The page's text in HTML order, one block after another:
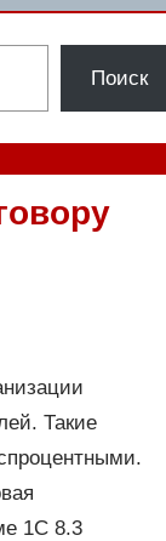
Поиск
Такие
1С 8.3